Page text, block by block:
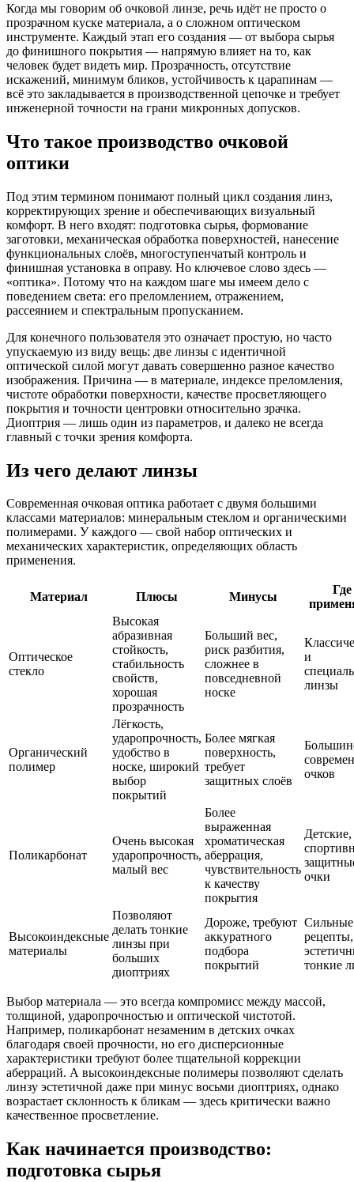
Когда мы говорим об очковой линзе, речь идёт не просто о
прозрачном куске материала, а о сложном оптическом
инструменте. Каждый этап его создания — от выбора сырья
до финишного покрытия — напрямую влияет на то, как
человек будет видеть мир. Прозрачность, отсутствие
искажений, минимум бликов, устойчивость к царапинам —
всё это закладывается в производственной цепочке и требует
инженерной точности на грани микронных допусков.
Что такое производство очковой
оптики
Под этим термином понимают полный цикл создания линз,
корректирующих зрение и обеспечивающих визуальный
комфорт. В него входят: подготовка сырья, формование
заготовки, механическая обработка поверхностей, нанесение
функциональных слоёв, многоступенчатый контроль и
финишная установка в оправу. Но ключевое слово здесь —
«оптика». Потому что на каждом шаге мы имеем дело с
поведением света: его преломлением, отражением,
рассеянием и спектральным пропусканием.
Для конечного пользователя это означает простую, но часто
упускаемую из виду вещь: две линзы с идентичной
оптической силой могут давать совершенно разное качество
изображения. Причина — в материале, индексе преломления,
чистоте обработки поверхности, качестве просветляющего
покрытия и точности центровки относительно зрачка.
Диоптрия — лишь один из параметров, и далеко не всегда
главный с точки зрения комфорта.
Из чего делают линзы
Современная очковая оптика работает с двумя большими
классами материалов: минеральным стеклом и органическими
полимерами. У каждого — свой набор оптических и
механических характеристик, определяющих область
применения.
Материал Плюсы Минусы
Где
Оптическое
стекло
Высокая
абразивная
стойкость,
стабильность
свойств,
хорошая
прозрачность
Больший вес,
риск разбития,
сложнее в
повседневной
носке
и
линзы
Органический
полимер
Лёгкость,
ударопрочность,
удобство в
носке, широкий
выбор
покрытий
Более мягкая
поверхность,
требует
защитных слоёв
очков
Поликарбонат
Очень высокая
ударопрочность,
малый вес
Более
выраженная
хроматическая
аберрация,
чувствительность
к качеству
покрытия
Детские,
очки
Высокоиндексные
материалы
Позволяют
делать тонкие
линзы при
больших
диоптриях
Дороже, требуют
аккуратного
подбора
покрытий
Сильные
рецепты,
тонкие
Выбор материала — это всегда компромисс между массой,
толщиной, ударопрочностью и оптической чистотой.
Например, поликарбонат незаменим в детских очках
благодаря своей прочности, но его дисперсионные
характеристики требуют более тщательной коррекции
аберраций. А высокоиндексные полимеры позволяют сделать
линзу эстетичной даже при минус восьми диоптриях, однако
возрастает склонность к бликам — здесь критически важно
качественное просветление.
Как начинается производство:
подготовка сырья